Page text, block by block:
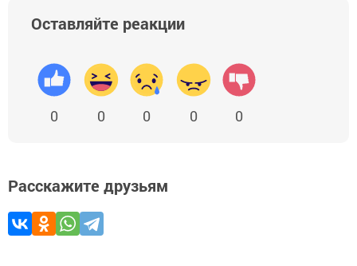
Оставляйте реакции
0 0 0 0 0
Расскажите друзьям